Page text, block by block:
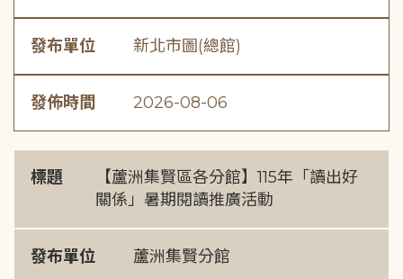
發布單位 新北市圖(總館)
發佈時間 2026-08-06
標題
【蘆洲集賢區各分館】115年「讀出好
關係」暑期閱讀推廣活動
發布單位 蘆洲集賢分館